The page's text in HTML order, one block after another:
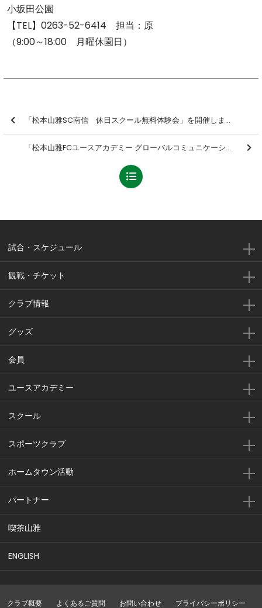
小坂田公園
【TEL】0263-52-6414 担当：原
（9:00～18:00 月曜休園日）
「松本山雅SC南信 休日スクール無料体験会」を開催しました【報告】
「松本山雅FCユースアカデミー グローバルコミュニケーションセミナー supported by エー・トゥー・ゼット」を開催いたしました【報告】
試合・スケジュール
観戦・チケット
クラブ情報
グッズ
会員
ユースアカデミー
スクール
スポーツクラブ
ホームタウン活動
パートナー
喫茶山雅
ENGLISH
クラブ概要 よくあるご質問 お問い合わせ プライバシーポリシー